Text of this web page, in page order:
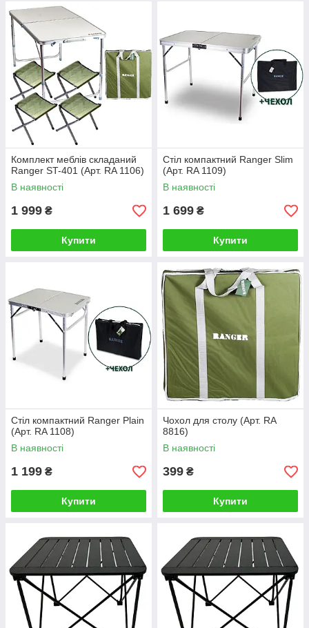
Комплект меблів складаний
Ranger ST-401 (Арт. RA 1106)
В наявності
1 999 ₴
Купити
Стіл компактний Ranger Slim
(Арт. RA 1109)
В наявності
1 699 ₴
Купити
Стіл компактний Ranger Plain
(Арт. RA 1108)
В наявності
1 199 ₴
Купити
Чохол для столу (Арт. RA
8816)
В наявності
399 ₴
Купити